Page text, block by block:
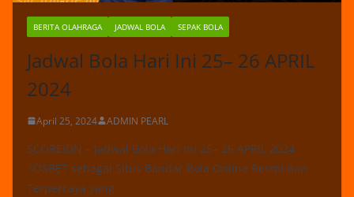
BERITA OLAHRAGA JADWAL BOLA SEPAK BOLA
Jadwal Bola Hari Ini 25– 26 APRIL
2024
April 25, 2024 ADMIN PEARL
SCOREIDN – Jadwal Bola Hari Ini 25– 26 APRIL 2024
:IOSBET sebagai Situs Bandar Bola Online Resmi dan
Terpercaya yang